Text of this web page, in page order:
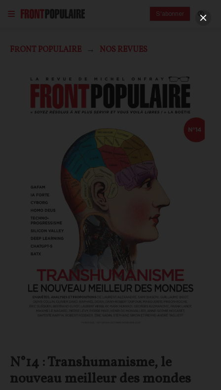
S'abonner
FRONT POPULAIRE NOS REVUES
N°14 : Transhumanisme, le
nouveau meilleur des mondes